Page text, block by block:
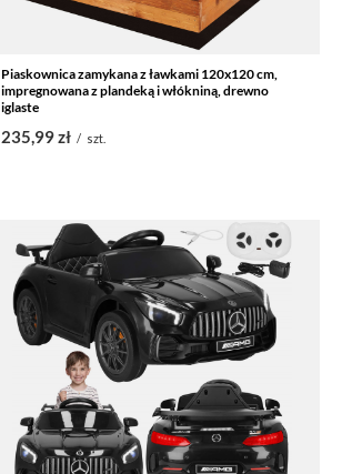
Piaskownica zamykana z ławkami 120x120 cm,
impregnowana z plandeką i włókniną, drewno
iglaste
235,99 zł / szt.